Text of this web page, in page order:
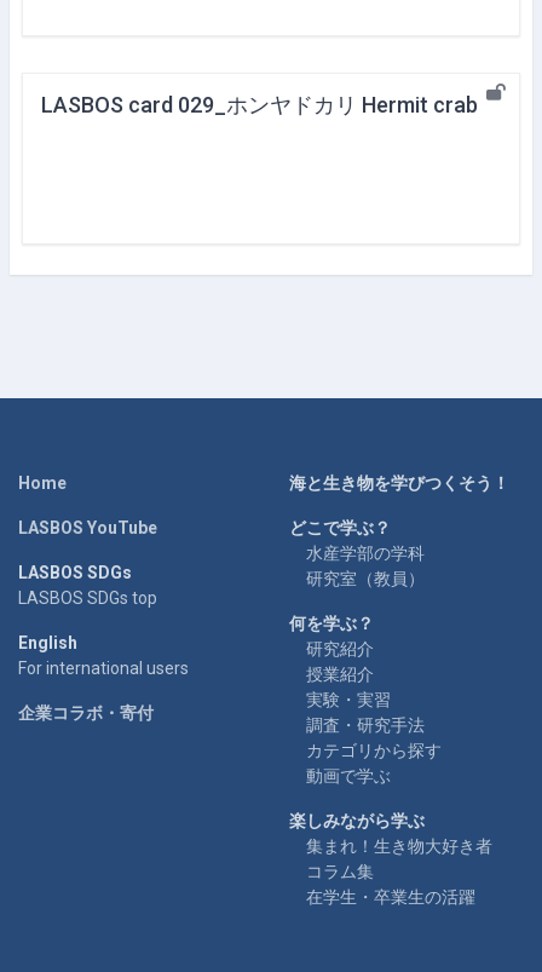
LASBOS card 029_ホンヤドカリ Hermit crab
Home
LASBOS YouTube
LASBOS SDGs
LASBOS SDGs top
English
For international users
企業コラボ・寄付
海と生き物を学びつくそう！
どこで学ぶ？
水産学部の学科
研究室（教員）
何を学ぶ？
研究紹介
授業紹介
実験・実習
調査・研究手法
カテゴリから探す
動画で学ぶ
楽しみながら学ぶ
集まれ！生き物大好き者
コラム集
在学生・卒業生の活躍